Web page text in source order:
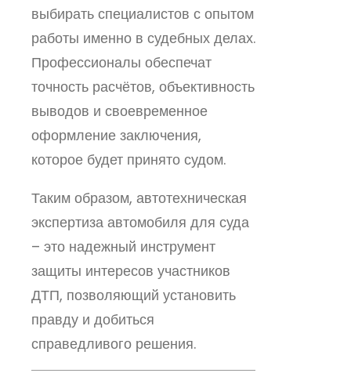
выбирать специалистов с опытом
работы именно в судебных делах.
Профессионалы обеспечат
точность расчётов, объективность
выводов и своевременное
оформление заключения,
которое будет принято судом.
Таким образом, автотехническая
экспертиза автомобиля для суда
– это надежный инструмент
защиты интересов участников
ДТП, позволяющий установить
правду и добиться
справедливого решения.